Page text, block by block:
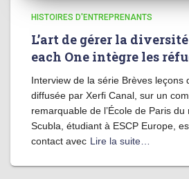
HISTOIRES D'ENTREPRENANTS
L’art de gérer la
each One intègre les
Interview de la série Brèves leçons
diffusée par Xerfi Canal, sur un
remarquable de l’École de Paris
Scubla, étudiant à ESCP Europe,
contact avec Lire la suite…